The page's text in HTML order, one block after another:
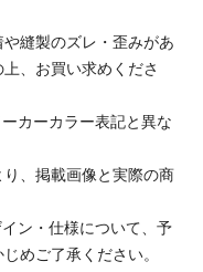
縫製のズレ・歪みがあ
、お買い求めくださ
カーカラー表記と異な
、掲載画像と実際の商
ン・仕様について、予
めご了承ください。